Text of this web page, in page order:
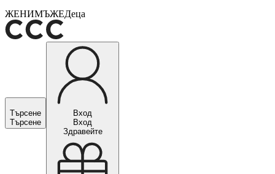
ЖЕНИМЪЖЕДеца
Търсене
Търсене
Вход
Вход
Здравейте